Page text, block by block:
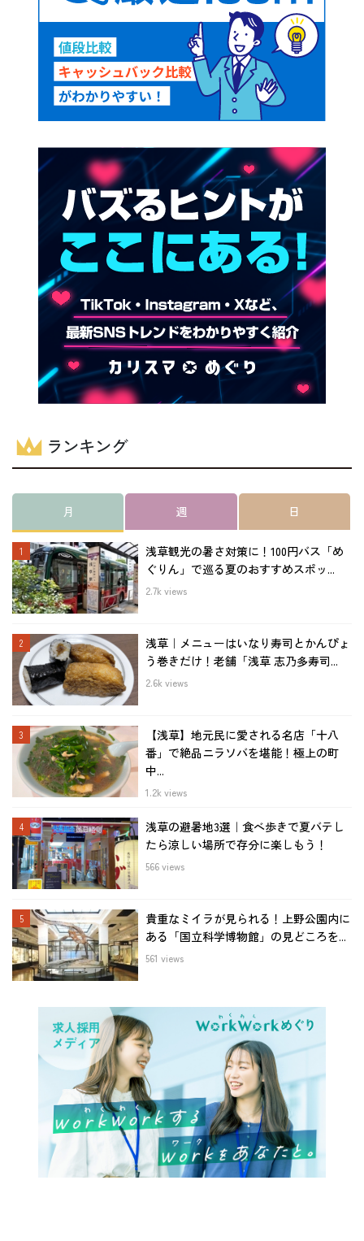
ランキング
月 週 日
浅草観光の暑さ対策に！100円バス「め
ぐりん」で巡る夏のおすすめスポッ...
2.7k views
浅草｜メニューはいなり寿司とかんぴょ
う巻きだけ！老舗「浅草 志乃多寿司...
2.6k views
【浅草】地元民に愛される名店「十八
番」で絶品ニラソバを堪能！極上の町
中...
1.2k views
浅草の避暑地3選｜食べ歩きで夏バテし
たら涼しい場所で存分に楽しもう！
566 views
貴重なミイラが見られる！上野公園内に
ある「国立科学博物館」の見どころを...
561 views